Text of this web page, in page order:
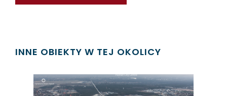
INNE OBIEKTY W TEJ OKOLICY